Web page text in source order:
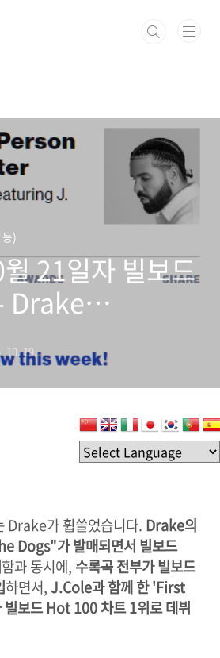
)
21일자 빌보드
Drake
빌보드
데뷔, Drake 8
All The Dogs
차트 1위 데뷔 /
, 총 9..
10. 19.
Drake가 휩쓸었습니다. Drake의
Dogs"가 발매되면서 빌보드
함과 동시에, 수록곡 전부가 빌보드
하면서,J.Cole과 함께 한 'First
보드 Hot 100 차트 1위로 데뷔